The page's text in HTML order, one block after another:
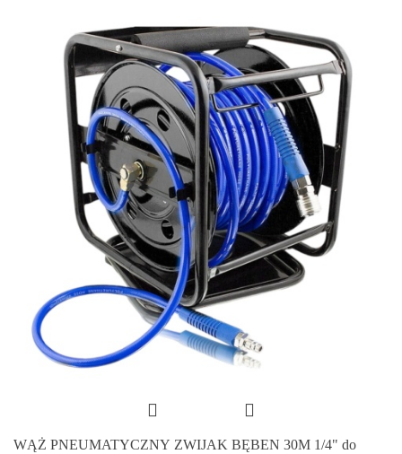
WĄŻ PNEUMATYCZNY ZWIJAK BĘBEN 30M 1/4" do